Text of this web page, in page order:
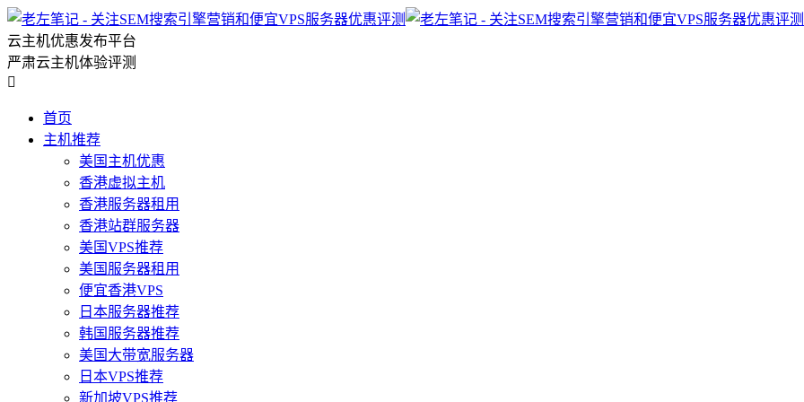
云主机优惠发布平台
严肃云主机体验评测

首页
主机推荐
美国主机优惠
香港虚拟主机
香港服务器租用
香港站群服务器
美国VPS推荐
美国服务器租用
便宜香港VPS
日本服务器推荐
韩国服务器推荐
美国大带宽服务器
日本VPS推荐
新加坡VPS推荐